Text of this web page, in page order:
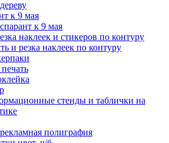
к 9 мая
к 9 мая
наклеек и стикеров по контуру
и резка наклеек по контуру
стенды и таблички на
полиграфия